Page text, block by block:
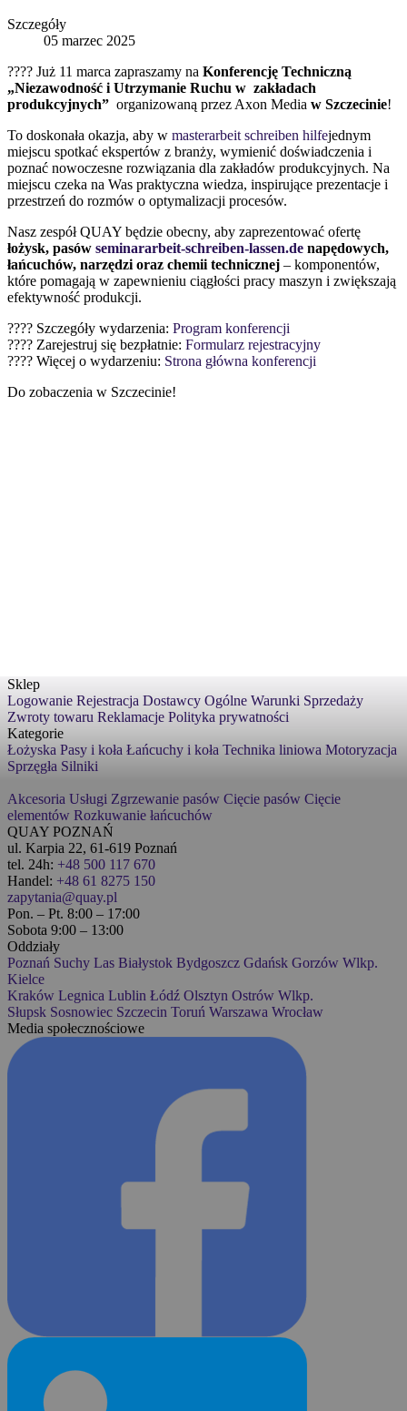
Szczegóły
05 marzec 2025
???? Już 11 marca zapraszamy na Konferencję Techniczną
„Niezawodność i Utrzymanie Ruchu w zakładach
produkcyjnych” organizowaną przez Axon Media w Szczecinie!
To doskonała okazja, aby w masterarbeit schreiben hilfejednym
miejscu spotkać ekspertów z branży, wymienić doświadczenia i
poznać nowoczesne rozwiązania dla zakładów produkcyjnych. Na
miejscu czeka na Was praktyczna wiedza, inspirujące prezentacje i
przestrzeń do rozmów o optymalizacji procesów.
Nasz zespół QUAY będzie obecny, aby zaprezentować ofertę
łożysk, pasów seminararbeit-schreiben-lassen.de napędowych,
łańcuchów, narzędzi oraz chemii technicznej – komponentów,
które pomagają w zapewnieniu ciągłości pracy maszyn i zwiększają
efektywność produkcji.
???? Szczegóły wydarzenia: Program konferencji
???? Zarejestruj się bezpłatnie: Formularz rejestracyjny
???? Więcej o wydarzeniu: Strona główna konferencji
Do zobaczenia w Szczecinie!
Sklep
Logowanie Rejestracja Dostawcy Ogólne Warunki Sprzedaży
Zwroty towaru Reklamacje Polityka prywatności
Kategorie
Łożyska Pasy i koła Łańcuchy i koła Technika liniowa Motoryzacja
Sprzęgła Silniki
Akcesoria Usługi Zgrzewanie pasów Cięcie pasów Cięcie
elementów Rozkuwanie łańcuchów
QUAY POZNAŃ
ul. Karpia 22, 61-619 Poznań
tel. 24h: +48 500 117 670
Handel: +48 61 8275 150
zapytania@quay.pl
Pon. – Pt. 8:00 – 17:00
Sobota 9:00 – 13:00
Oddziały
Poznań Suchy Las Białystok Bydgoszcz Gdańsk Gorzów Wlkp.
Kielce
Kraków Legnica Lublin Łódź Olsztyn Ostrów Wlkp.
Słupsk Sosnowiec Szczecin Toruń Warszawa Wrocław
Media społecznościowe